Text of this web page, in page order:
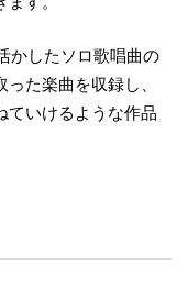
かしたソロ歌唱曲の
た楽曲を収録し、
ていけるような作品